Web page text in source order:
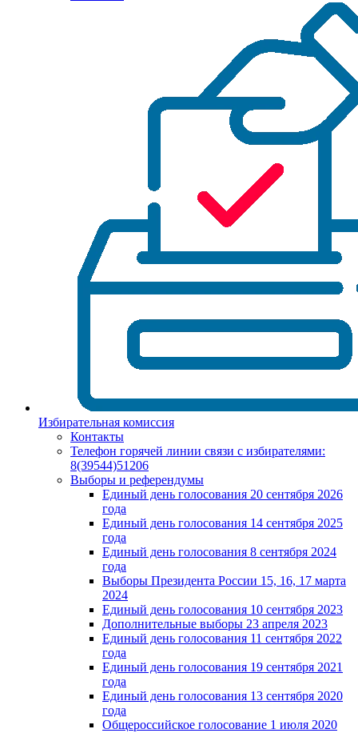
Избирательная комиссия
Контакты
Телефон горячей линии связи с избирателями:
8(39544)51206
Выборы и референдумы
Единый день голосования 20 сентября 2026
года
Единый день голосования 14 сентября 2025
года
Единый день голосования 8 сентября 2024
года
Выборы Президента России 15, 16, 17 марта
2024
Единый день голосования 10 сентября 2023
Дополнительные выборы 23 апреля 2023
Единый день голосования 11 сентября 2022
года
Единый день голосования 19 сентября 2021
года
Единый день голосования 13 сентября 2020
года
Общероссийское голосование 1 июля 2020